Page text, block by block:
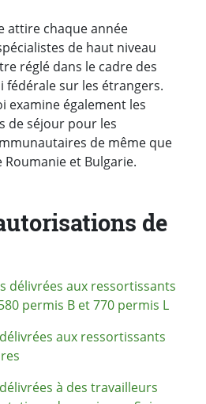
attire chaque année
de haut niveau
réglé dans le cadre des
fédérale sur les étrangers.
examine également les
de séjour pour les
de même que
et Bulgarie.
de
délivrées aux ressortissants
permis B et 770 permis L
aux ressortissants
à des travailleurs